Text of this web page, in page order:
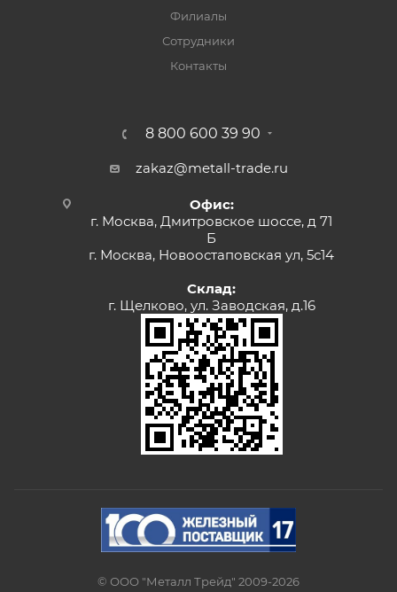
Филиалы
Сотрудники
Контакты
8 800 600 39 90
zakaz@metall-trade.ru
Офис:
г. Москва, Дмитровское шоссе, д 71
Б
г. Москва, Новоостаповская ул, 5с14
Склад:
г. Щелково, ул. Заводская, д.16
© ООО "Металл Трейд" 2009-2026